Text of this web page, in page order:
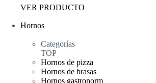
VER PRODUCTO
Hornos
Categorías
TOP
Hornos de pizza
Hornos de brasas
Hornos gastronorm